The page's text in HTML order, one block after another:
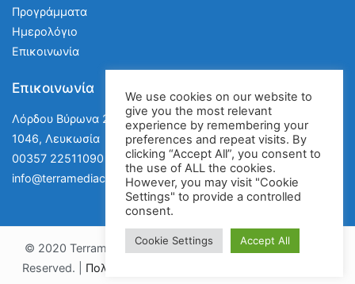
Προγράμματα
Ημερολόγιο
Επικοινωνία
Επικοινωνία
Λόρδου Βύρωνα 28, Διαμέρισμα 2
1046, Λευκωσία
00357 22511090
info@terramediacy.com
© 2020 Terramedia Insurance Training Institute. All Rights
Reserved. | Πολιτική Απορρήτου
We use cookies on our website to
give you the most relevant
experience by remembering your
preferences and repeat visits. By
clicking “Accept All”, you consent to
the use of ALL the cookies.
However, you may visit "Cookie
Settings" to provide a controlled
consent.
Cookie Settings Accept All